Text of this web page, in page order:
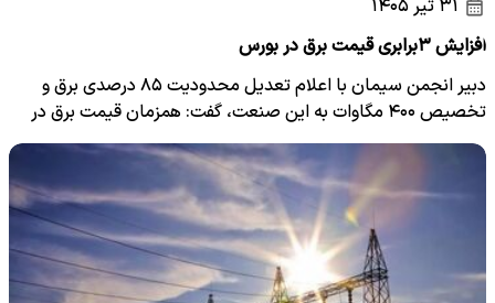
افزایش ۳برابری قیمت برق در بورس
دبیر انجمن سیمان با اعلام تعدیل محدودیت ۸۵ درصدی برق و
تخصیص ۴۰۰ مگاوات به این صنعت، گفت: همزمان قیمت برق در
بورس…